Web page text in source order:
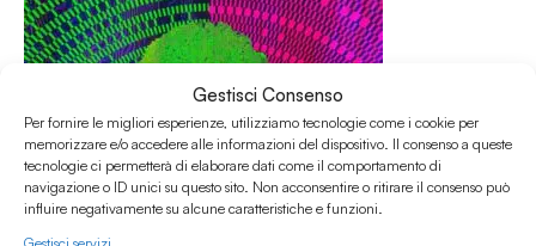
Gestisci Consenso
Per fornire le migliori esperienze, utilizziamo tecnologie come i cookie per
memorizzare e/o accedere alle informazioni del dispositivo. Il consenso a queste
tecnologie ci permetterà di elaborare dati come il comportamento di
navigazione o ID unici su questo sito. Non acconsentire o ritirare il consenso può
influire negativamente su alcune caratteristiche e funzioni.